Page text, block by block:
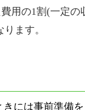
用の1割(一定の
ます。
きには事前準備